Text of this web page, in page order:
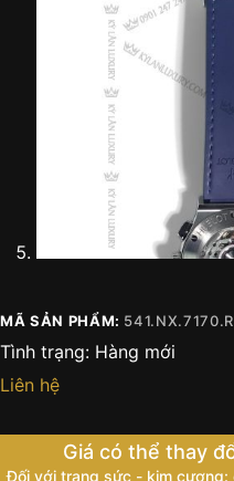
MÃ SẢN PHẨM:
Tình trạng: Hàng mới
Liên hệ
Giá có thể thay
Đối với trang sức - kim cương: